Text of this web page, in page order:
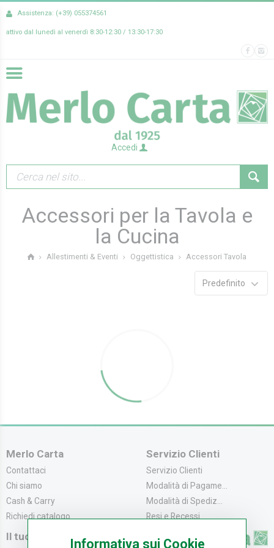
Assistenza: (+39) 055374561
attivo dal lunedì al venerdì 8:30-12:30 / 13:30-17:30
Accedi
Accessori per la Tavola e
la Cucina
Allestimenti & Eventi Oggettistica Accessori Tavola
Predefinito
Merlo Carta
Contattaci
Chi siamo
Cash & Carry
Richiedi catalogo
Servizio Clienti
Servizio Clienti
Modalità di Pagame...
Modalità di Spediz...
Resi e Recessi
Il tuo Account
Informativa sui Cookie